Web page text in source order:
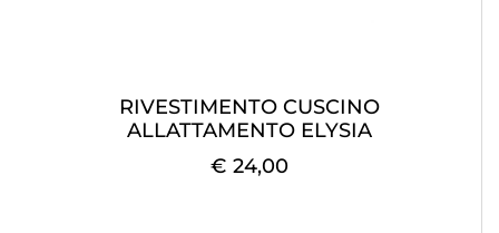
RIVESTIMENTO CUSCINO
ALLATTAMENTO ELYSIA
€ 24,00